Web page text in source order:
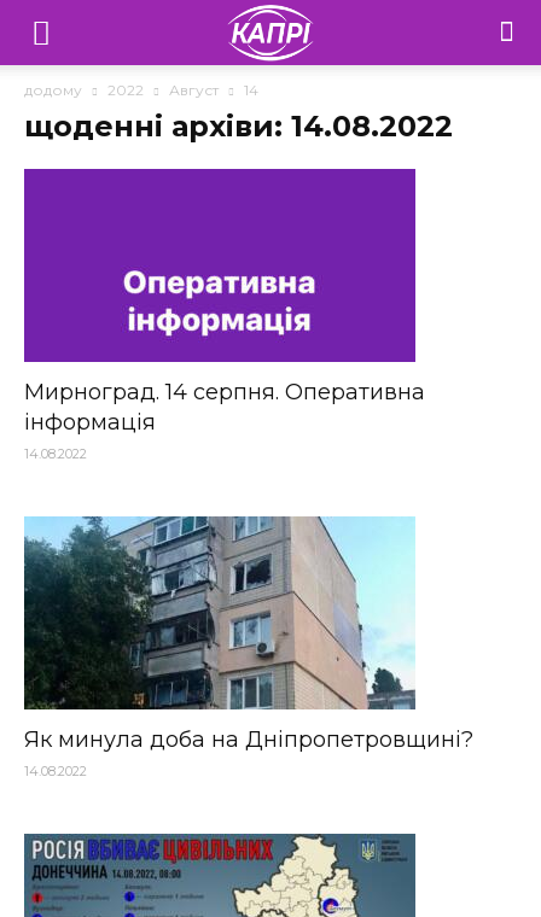
Телебачення
«Капрі»
додому 2022 Август 14
щоденні архіви: 14.08.2022
Мирноград. 14 серпня. Оперативна
інформація
14.08.2022
Як минула доба на Дніпропетровщині?
14.08.2022